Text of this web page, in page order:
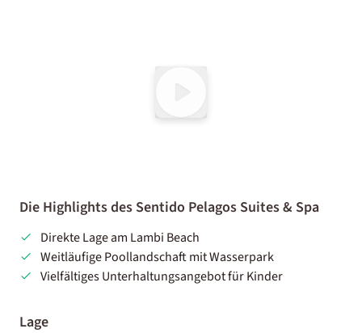
Die Highlights des Sentido Pelagos Suites & Spa
Direkte Lage am Lambi Beach
Weitläufige Poollandschaft mit Wasserpark
Vielfältiges Unterhaltungsangebot für Kinder
Lage